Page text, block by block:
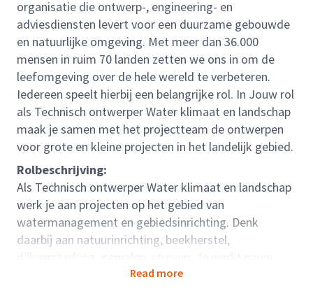
organisatie die ontwerp-, engineering- en
adviesdiensten levert voor een duurzame gebouwde
en natuurlijke omgeving. Met meer dan 36.000
mensen in ruim 70 landen zetten we ons in om de
leefomgeving over de hele wereld te verbeteren.
Iedereen speelt hierbij een belangrijke rol. In Jouw rol
als Technisch ontwerper Water klimaat en landschap
maak je samen met het projectteam de ontwerpen
voor grote en kleine projecten in het landelijk gebied.
Rolbeschrijving:
Als Technisch ontwerper Water klimaat en landschap
werk je aan projecten op het gebied van
watermanagement en gebiedsinrichting. Denk
daarbij aan natuurinrichting, beekherstel,
dijkversterking, gemalen, stuwen. Je werkt nauw
samen met projectleiders, specialisten,
Read more